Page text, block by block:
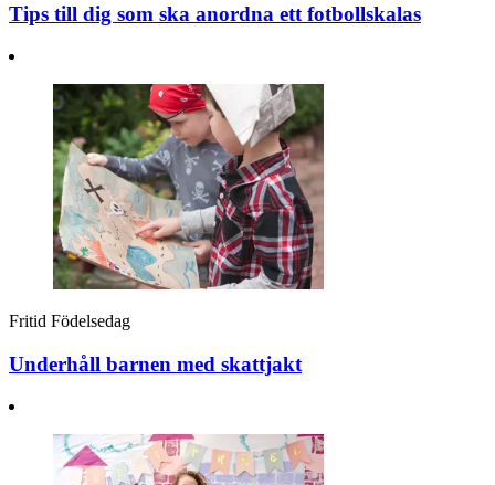
Tips till dig som ska anordna ett fotbollskalas
Fritid Födelsedag
Underhåll barnen med skattjakt